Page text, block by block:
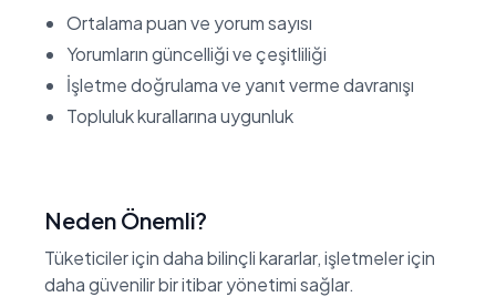
Ortalama puan ve yorum sayısı
Yorumların güncelliği ve çeşitliliği
İşletme doğrulama ve yanıt verme davranışı
Topluluk kurallarına uygunluk
Neden Önemli?
Tüketiciler için daha bilinçli kararlar, işletmeler için
daha güvenilir bir itibar yönetimi sağlar.